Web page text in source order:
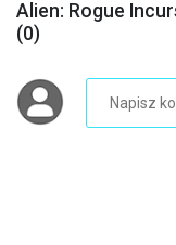
Alien: Rogue
(0)